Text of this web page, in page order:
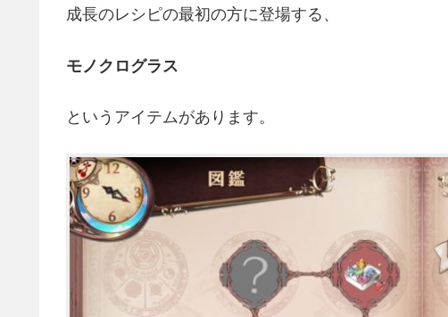
成長のレシピの最初の方に登場する、
モノクログラス
というアイテムがあります。